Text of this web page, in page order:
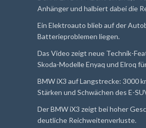
Anhänger und halbiert dabei die
Ein Elektroauto blieb auf der
Batterieproblemen liegen.
Das Video zeigt neue Technik-
Skoda-Modelle Enyaq und Elroq
BMW iX3 auf Langstrecke: 3000
Stärken und Schwächen des E-
Der BMW iX3 zeigt bei hoher
deutliche Reichweitenverluste.